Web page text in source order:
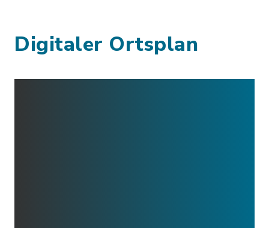
Digitaler Ortsplan